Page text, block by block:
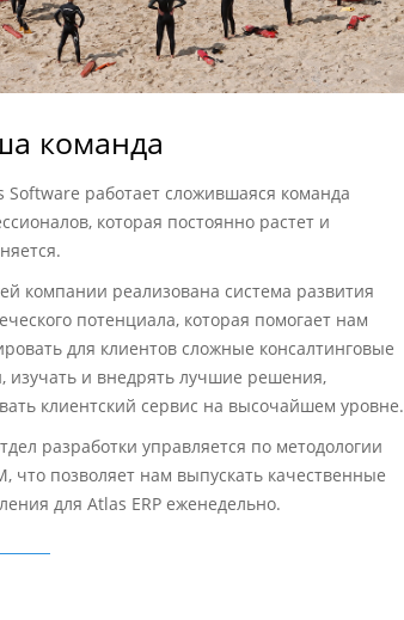
команда
Software работает сложившаяся команда
которая постоянно растет и
компании реализована система развития
потенциала, которая помогает нам
для клиентов сложные консалтинговые
изучать и внедрять лучшие решения,
клиентский сервис на высочайшем уровне.
разработки управляется по методологии
что позволяет нам выпускать качественные
для Atlas ERP еженедельно.